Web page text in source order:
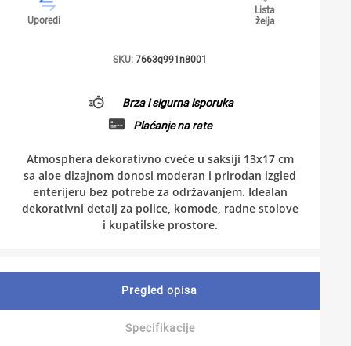
Uporedi
Lista
želja
SKU: 7663q991n8001
Brza i sigurna isporuka
Plaćanje na rate
Atmosphera dekorativno cveće u saksiji 13x17 cm
sa aloe dizajnom donosi moderan i prirodan izgled
enterijeru bez potrebe za održavanjem. Idealan
dekorativni detalj za police, komode, radne stolove
i kupatilske prostore.
Pregled opisa
Specifikacije